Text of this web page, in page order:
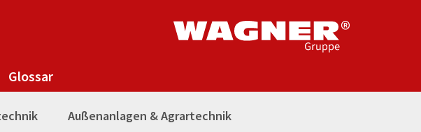
Glossar
Außenanlagen & Agrartechnik